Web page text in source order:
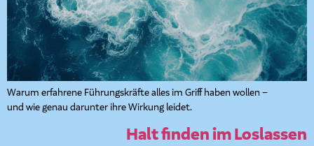
Warum erfahrene Führungskräfte alles im Griff haben wollen –
und wie genau darunter ihre Wirkung leidet.
Halt finden im Loslassen